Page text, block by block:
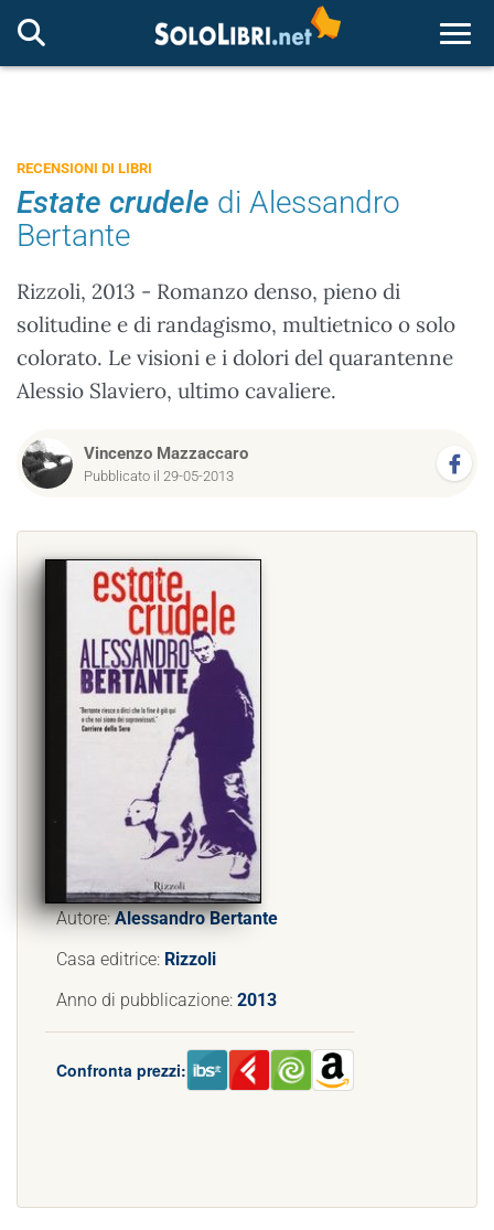
RECENSIONI DI LIBRI
Estate crudele di Alessandro
Bertante
Rizzoli, 2013 - Romanzo denso, pieno di
solitudine e di randagismo, multietnico o solo
colorato. Le visioni e i dolori del quarantenne
Alessio Slaviero, ultimo cavaliere.
Vincenzo Mazzaccaro
Pubblicato il 29-05-2013
Autore:Alessandro Bertante
Casa editrice: Rizzoli
Anno di pubblicazione: 2013
Confronta prezzi: